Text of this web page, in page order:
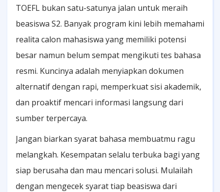
TOEFL bukan satu-satunya jalan untuk meraih
beasiswa S2. Banyak program kini lebih memahami
realita calon mahasiswa yang memiliki potensi
besar namun belum sempat mengikuti tes bahasa
resmi. Kuncinya adalah menyiapkan dokumen
alternatif dengan rapi, memperkuat sisi akademik,
dan proaktif mencari informasi langsung dari
sumber terpercaya.
Jangan biarkan syarat bahasa membuatmu ragu
melangkah. Kesempatan selalu terbuka bagi yang
siap berusaha dan mau mencari solusi. Mulailah
dengan mengecek syarat tiap beasiswa dari